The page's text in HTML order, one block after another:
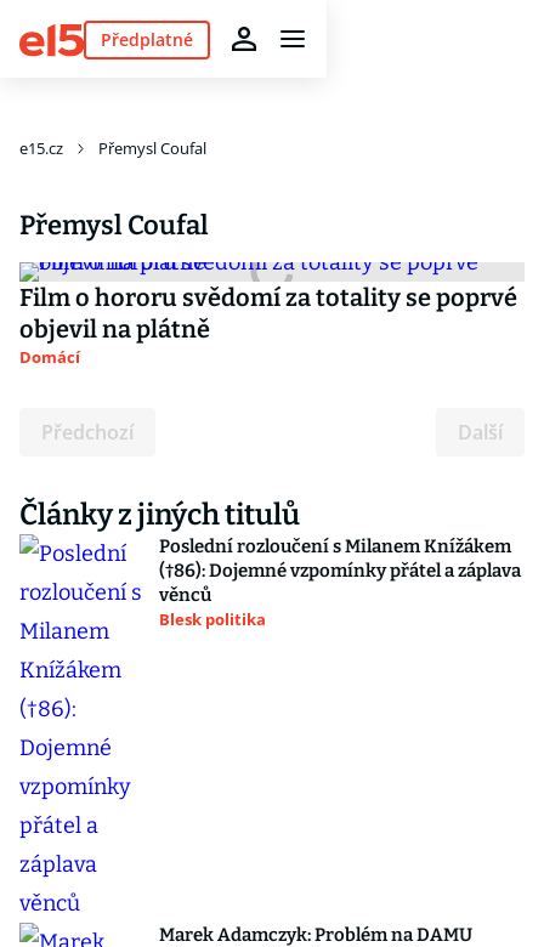
Předplatné
e15.cz Přemysl Coufal
Přemysl Coufal
Film o hororu svědomí za totality se poprvé
objevil na plátně
Domácí
Předchozí Další
Články z jiných titulů
Poslední rozloučení s Milanem Knížákem
(†86): Dojemné vzpomínky přátel a záplava
věnců
Blesk politika
Marek Adamczyk: Problém na DAMU